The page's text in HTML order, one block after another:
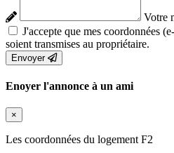
Votre
J'accepte que mes coordonnées
soient transmises au propriétaire.
Envoyer
Enoyer l'annonce à un ami
×
Les coordonnées du logement F2